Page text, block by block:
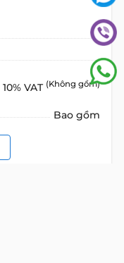
10% VAT (Không gồm)
Bao gồm